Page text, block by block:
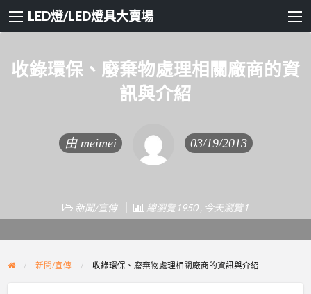
LED燈/LED燈具大賣場
收錄環保、廢棄物處理相關廠商的資
訊與介紹
由 meimei 03/19/2013
新聞/宣傳 總瀏覽1950 , 今天瀏覽1
新聞/宣傳 收錄環保、廢棄物處理相關廠商的資訊與介紹